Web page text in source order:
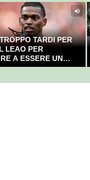
TARDI PER
LEAO PER
A ESSERE UN